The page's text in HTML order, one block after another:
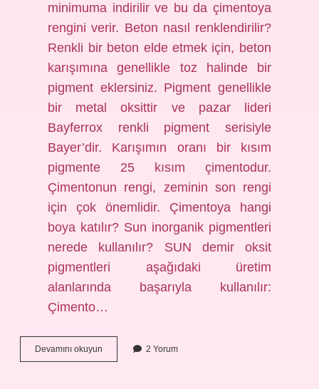
minimuma indirilir ve bu da çimentoya
rengini verir. Beton nasıl renklendirilir?
Renkli bir beton elde etmek için, beton
karışımına genellikle toz halinde bir
pigment eklersiniz. Pigment genellikle
bir metal oksittir ve pazar lideri
Bayferrox renkli pigment serisiyle
Bayer’dir. Karışımın oranı bir kısım
pigmente 25 kısım çimentodur.
Çimentonun rengi, zeminin son rengi
için çok önemlidir. Çimentoya hangi
boya katılır? Sun inorganik pigmentleri
nerede kullanılır? SUN demir oksit
pigmentleri aşağıdaki üretim
alanlarında başarıyla kullanılır:
Çimento…
Devamını okuyun Çimentoya
Renk
2 Yorum